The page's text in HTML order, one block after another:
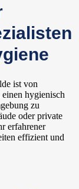
ist von
hygienisch
zu
oder private
erfahrener
effizient und